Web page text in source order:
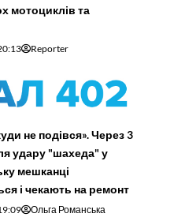
мотоциклів та
Reporter
не подівся». Через 3
удару "шахеда" у
мешканці
і чекають на ремонт
Ольга Романська